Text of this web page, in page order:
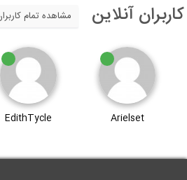
آنلاین مشاهده تمام کاربران
Arielset
EdithTycle